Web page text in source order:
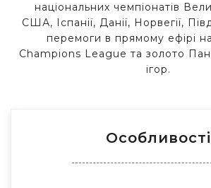
національних чемпіонатів
США, Іспанії, Данії, Норвегії,
перемоги в прямому ефірі
Champions League та золото
ігор.
Особливості